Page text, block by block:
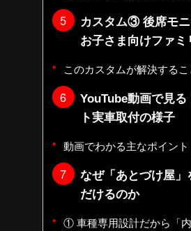
カスタム③ 後席モ
お子さま向けファミ
このカスタムが解決するこ
YouTube動画で見る
ト実車取付の様子
動画でわかる主なポイント
なぜ「あとづけ屋」
だけるのか
① 車種専用設計だから「内